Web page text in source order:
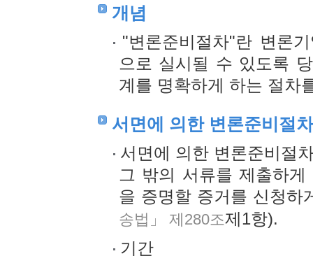
개념
"변론준비절차"란 변론
으로 실시될 수 있도록
계를 명확하게 하는 절차
서면에 의한 변론준비절차
서면에 의한 변론준비절
그 밖의 서류를 제출하
을 증명할 증거를 신청하
송법」 제280조제1항).
기간